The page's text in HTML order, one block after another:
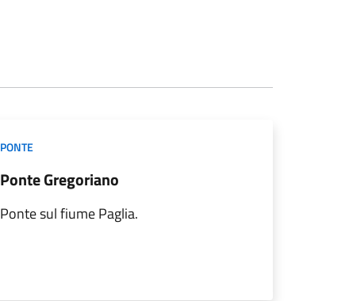
PONTE
Ponte Gregoriano
Ponte sul fiume Paglia.